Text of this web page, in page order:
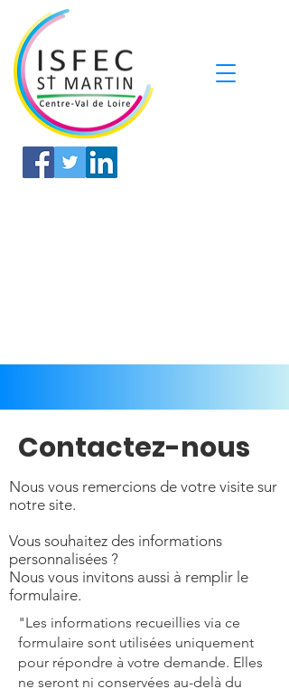
Contactez-nous
Nous vous remercions de votre visite sur
notre site.
Vous souhaitez des informations
personnalisées ?
Nous vous invitons aussi à remplir le
formulaire.
"Les informations recueillies via ce
formulaire sont utilisées uniquement
pour répondre à votre demande. Elles
ne seront ni conservées au-delà du